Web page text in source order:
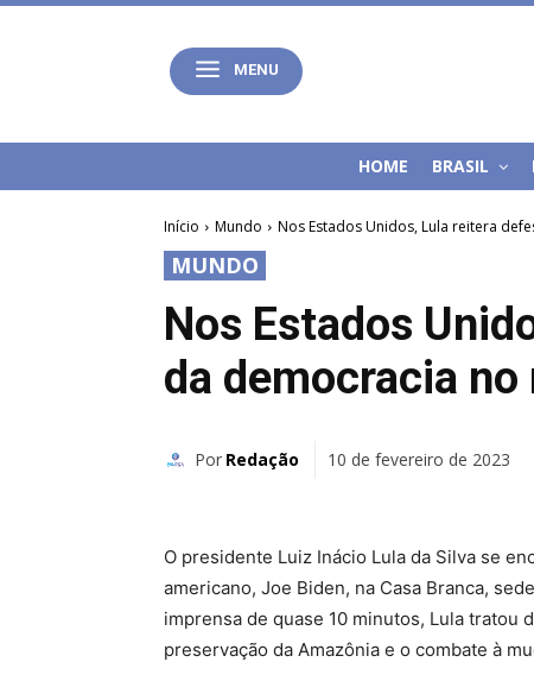
MENU
HOME BRASIL
Início Mundo Nos Estados Unidos, Lula reitera
MUNDO
Nos Estados
da democracia no
Por Redação 10 de fevereiro de 2023
O presidente Luiz Inácio Lula da Silva se
americano, Joe Biden, na Casa Branca,
imprensa de quase 10 minutos, Lula tratou
preservação da Amazônia e o combate à